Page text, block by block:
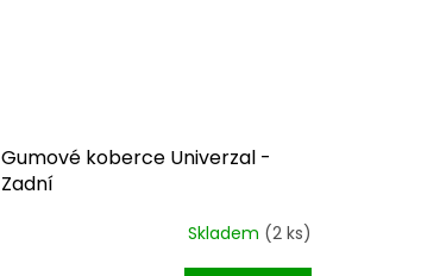
Gumové koberce Univerzal -
Zadní
Skladem (2 ks)